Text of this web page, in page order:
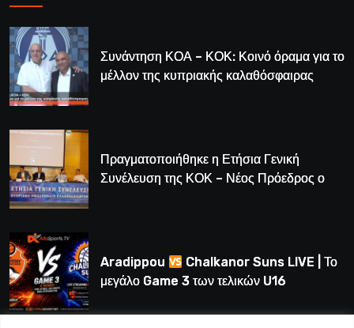
Συνάντηση ΚΟΑ – ΚΟΚ: Κοινό όραμα για το
μέλλον της κυπριακής καλαθόσφαιρας
Πραγματοποιήθηκε η Ετήσια Γενική
Συνέλευση της ΚΟΚ – Νέος Πρόεδρος ο
Aradippou
Chalkanor Suns LIVE | Το
μεγάλο Game 3 των τελικών U16